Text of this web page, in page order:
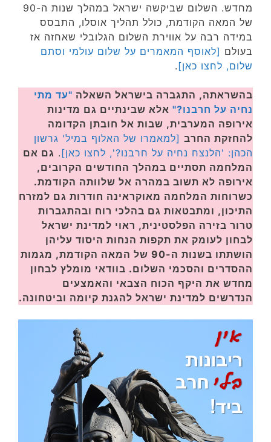
מחדש. השלום שביקשה ישראל במהלך שנות ה-90
של המאה הקודמת, כולל תהליך אוסלו, התבסס
במידה רבה על אווירת השלום הגלובלי שאחזה אז
בעולם [לאוסף המאמרים על שלום עולמי וסתם
שלום, לחצו כאן].
בהשראתה, התגברה בישראל השאלה "עד מתי
נחיה על חרבנו?" אלא שבינתיים גם מדינות
אירופה המערבית, שבות אל חובתן הקדומה
להחזקת החרב [למאמרו של האלוף במיל' גרשון
הכהן: 'הלנצח נחיה על חרבנו?', לחצו כאן]. גם אם
המלחמה תסתיים במהלך החודשים הקרובים,
אירופה לא תשוב במהרה אל שלוותה הקודמת.
כשרוחות המלחמה מאוקראינה חודרות גם למזרח
התיכון, ומתבטאות גם בהלכי רוח ובהתגברות
טרור בזירה הפלסטינית, ראוי למדינת ישראל
לבחון לעומק את תקפות הנחות היסוד עליהן
הושתתו בשנות ה-90 של המאה הקודמת, מגמות
ההסדרים והסכמי השלום. בוודאי מומלץ לבחון
מחדש את היקף הכוח הצבאי והאמצעים
הנדרשים למדינת ישראל להגנת קיומה וביטחונה.